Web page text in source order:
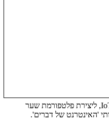
, ליצירת פלטפורמת שער
'האינטרנט של דברים'.